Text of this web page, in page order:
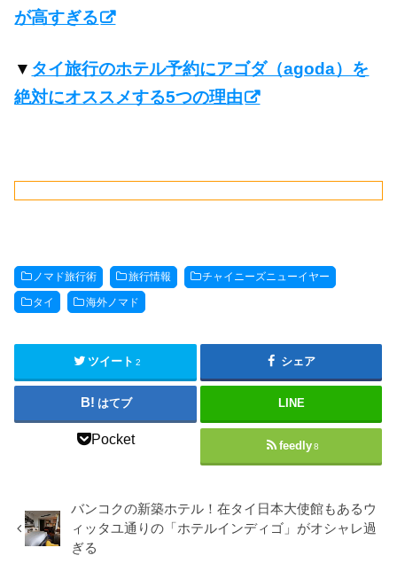
が高すぎる
▼ タイ旅行のホテル予約にアゴダ（agoda）を
絶対にオススメする5つの理由
ノマド旅行術 旅行情報 チャイニーズニューイヤー
タイ 海外ノマド
ツイート 2 シェア
はてブ LINE
Pocket feedly 8
バンコクの新築ホテル！在タイ日本大使館もあるウ
ィッタユ通りの「ホテルインディゴ」がオシャレ過
ぎる